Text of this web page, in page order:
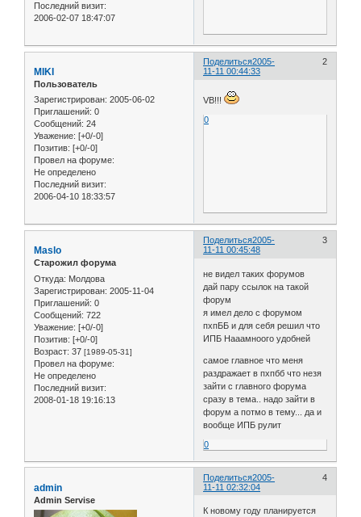
Последний визит:
2006-02-07 18:47:07
Поделиться 2
2005-
11-11 00:44:33
MIKI
Пользователь
Зарегистрирован: 2005-06-02
Приглашений: 0
Сообщений: 24
Уважение: [+0/-0]
Позитив: [+0/-0]
Провел на форуме:
Не определено
Последний визит:
2006-04-10 18:33:57
VB!!!
0
Поделиться 3
2005-
11-11 00:45:48
Maslo
Старожил форума
Откуда: Молдова
Зарегистрирован: 2005-11-04
Приглашений: 0
Сообщений: 722
Уважение: [+0/-0]
Позитив: [+0/-0]
Возраст: 37 [1989-05-31]
Провел на форуме:
Не определено
Последний визит:
2008-01-18 19:16:13
не видел таких форумов
дай пару ссылок на такой
форум
я имел дело с форумом
пхпББ и для себя решил что
ИПБ Нааамноого удобней
самое главное что меня
раздражает в пхпбб что незя
зайти с главного форума
сразу в тема.. надо зайти в
форум а потмо в тему... да и
вообще ИПБ рулит
0
Поделиться 4
2005-
11-11 02:32:04
admin
Admin Servise
К новому году планируется